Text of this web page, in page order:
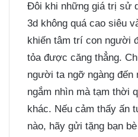
Đôi khi những giá trị sử
3d không quá cao siêu
khiến tâm trí con người
tỏa được căng thẳng.
người ta ngỡ ngàng đến
ngắm nhìn mà tạm thời
khác. Nếu cảm thấy ấn
nào, hãy gửi tặng bạn